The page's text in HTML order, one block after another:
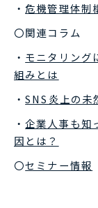
・危機管理体制
〇関連コラム
・ モニタリング
組みとは
・SNS炎上の未
・企業人事も知
因とは？
〇セミナー情報